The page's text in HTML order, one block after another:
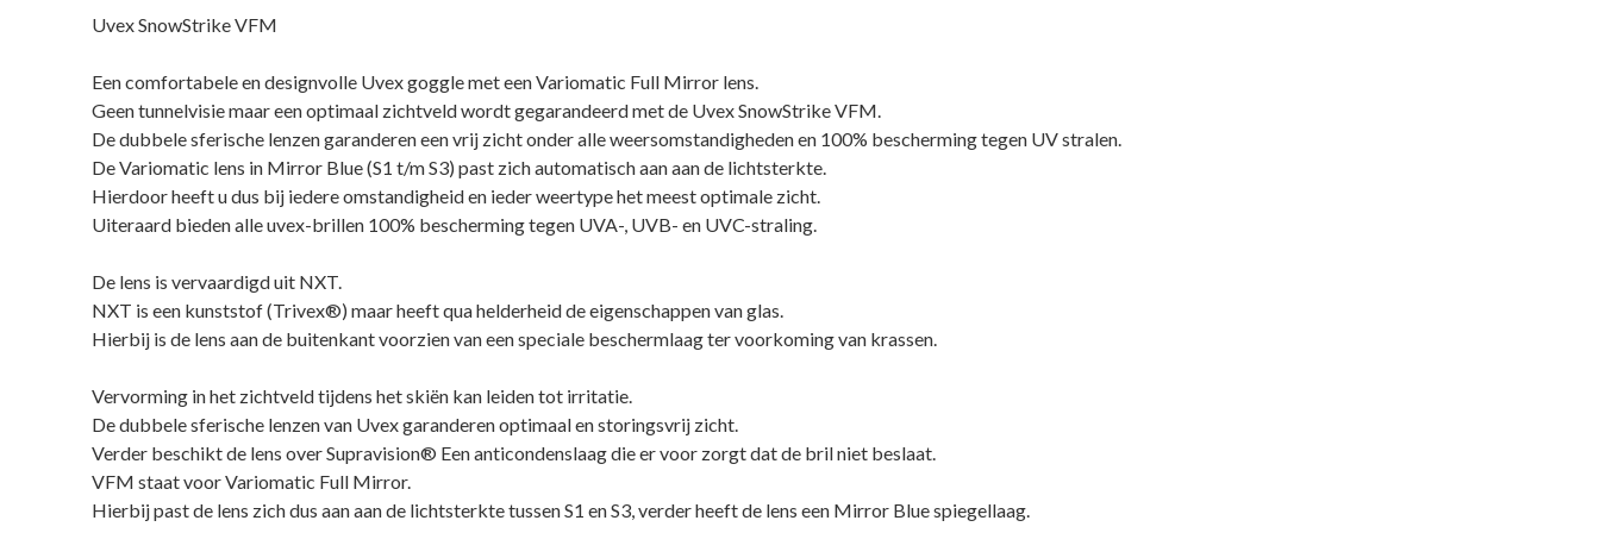
Uvex SnowStrike VFM
Een comfortabele en designvolle Uvex goggle met een Variomatic Full Mirror lens.
Geen tunnelvisie maar een optimaal zichtveld wordt gegarandeerd met de Uvex SnowStrike VFM.
De dubbele sferische lenzen garanderen een vrij zicht onder alle weersomstandigheden en 100% bescherming tegen UV stralen.
De Variomatic lens in Mirror Blue (S1 t/m S3) past zich automatisch aan aan de lichtsterkte.
Hierdoor heeft u dus bij iedere omstandigheid en ieder weertype het meest optimale zicht.
Uiteraard bieden alle uvex-brillen 100% bescherming tegen UVA-, UVB- en UVC-straling.
De lens is vervaardigd uit NXT.
NXT is een kunststof (Trivex®) maar heeft qua helderheid de eigenschappen van glas.
Hierbij is de lens aan de buitenkant voorzien van een speciale beschermlaag ter voorkoming van krassen.
Vervorming in het zichtveld tijdens het skiën kan leiden tot irritatie.
De dubbele sferische lenzen van Uvex garanderen optimaal en storingsvrij zicht.
Verder beschikt de lens over Supravision® Een anticondenslaag die er voor zorgt dat de bril niet beslaat.
VFM staat voor Variomatic Full Mirror.
Hierbij past de lens zich dus aan aan de lichtsterkte tussen S1 en S3, verder heeft de lens een Mirror Blue spiegellaag.